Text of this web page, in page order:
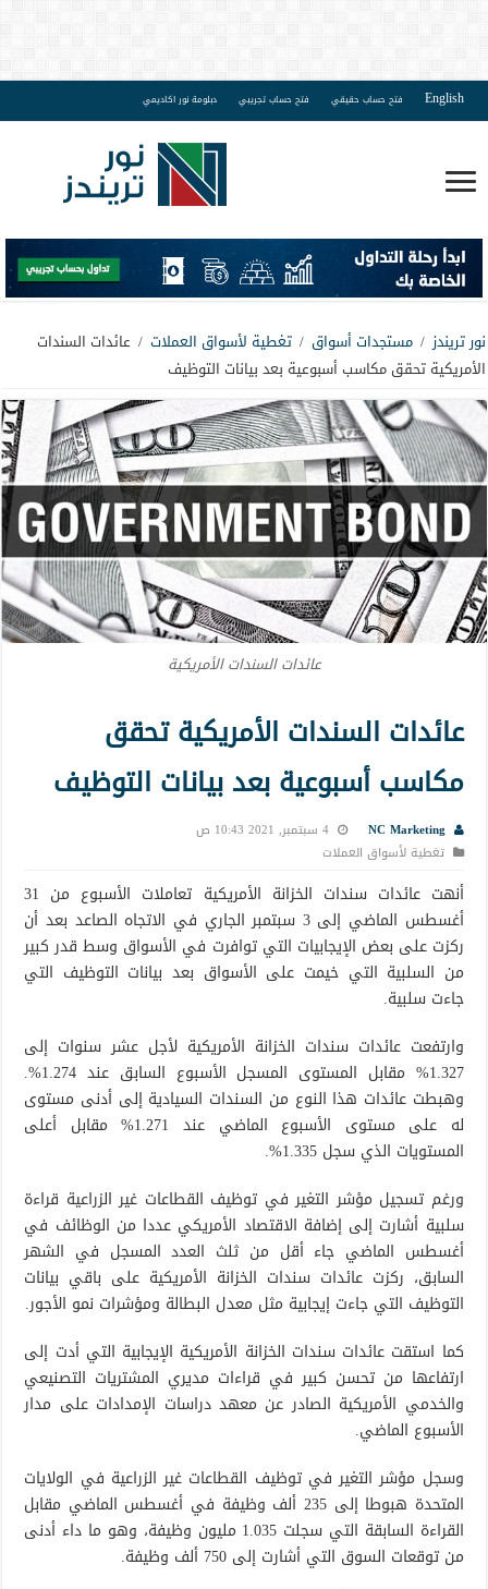
English فتح حساب حقيقي فتح حساب تجريبي دبلومة نور اكاديمي
نور تريندز / مستجدات أسواق / تغطية لأسواق العملات / عائدات السندات
الأمريكية تحقق مكاسب أسبوعية بعد بيانات التوظيف
عائدات السندات الأمريكية
عائدات السندات الأمريكية تحقق
مكاسب أسبوعية بعد بيانات التوظيف
NC Marketing
4 سبتمبر, 2021 10:43 ص
تغطية لأسواق العملات
أنهت عائدات سندات الخزانة الأمريكية تعاملات الأسبوع من 31
أغسطس الماضي إلى 3 سبتمبر الجاري في الاتجاه الصاعد بعد أن
ركزت على بعض الإيجابيات التي توافرت في الأسواق وسط قدر كبير
من السلبية التي خيمت على الأسواق بعد بيانات التوظيف التي
جاءت سلبية.
وارتفعت عائدات سندات الخزانة الأمريكية لأجل عشر سنوات إلى
1.327% مقابل المستوى المسجل الأسبوع السابق عند 1.274%.
وهبطت عائدات هذا النوع من السندات السيادية إلى أدنى مستوى
له على مستوى الأسبوع الماضي عند 1.271% مقابل أعلى
المستويات الذي سجل 1.335%.
ورغم تسجيل مؤشر التغير في توظيف القطاعات غير الزراعية قراءة
سلبية أشارت إلى إضافة الاقتصاد الأمريكي عددا من الوظائف في
أغسطس الماضي جاء أقل من ثلث العدد المسجل في الشهر
السابق، ركزت عائدات سندات الخزانة الأمريكية على باقي بيانات
التوظيف التي جاءت إيجابية مثل معدل البطالة ومؤشرات نمو الأجور.
كما استقت عائدات سندات الخزانة الأمريكية الإيجابية التي أدت إلى
ارتفاعها من تحسن كبير في قراءات مديري المشتريات التصنيعي
والخدمي الأمريكية الصادر عن معهد دراسات الإمدادات على مدار
الأسبوع الماضي.
وسجل مؤشر التغير في توظيف القطاعات غير الزراعية في الولايات
المتحدة هبوطا إلى 235 ألف وظيفة في أغسطس الماضي مقابل
القراءة السابقة التي سجلت 1.035 مليون وظيفة، وهو ما داء أدنى
من توقعات السوق التي أشارت إلى 750 ألف وظيفة.